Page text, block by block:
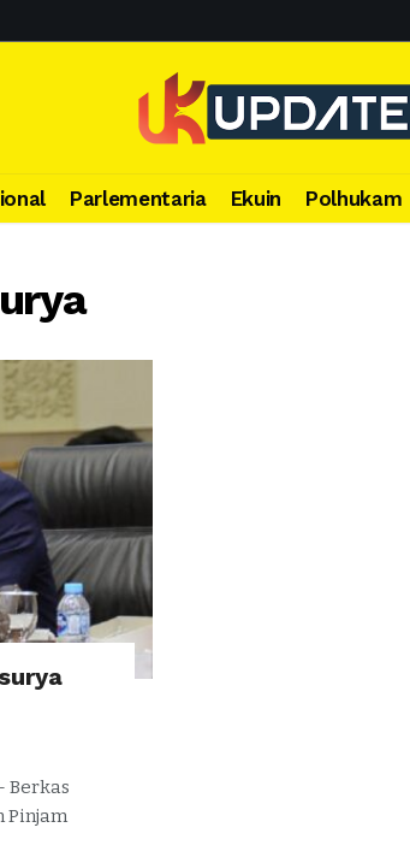
Parlementaria Ekuin Polhukam
Berkas
Pinjam